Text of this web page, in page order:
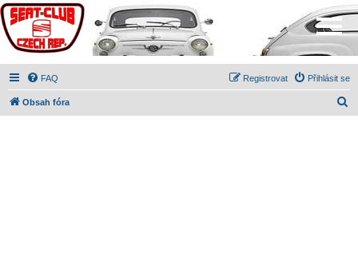
FAQ Přihlásit se
Registrovat
Obsah fóra